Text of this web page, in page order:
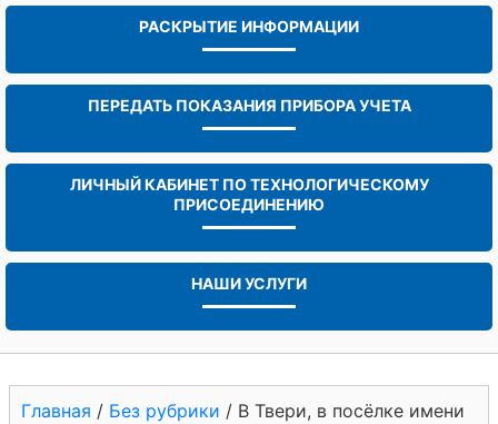
РАСКРЫТИЕ ИНФОРМАЦИИ
ПЕРЕДАТЬ ПОКАЗАНИЯ ПРИБОРА УЧЕТА
ЛИЧНЫЙ КАБИНЕТ ПО ТЕХНОЛОГИЧЕСКОМУ
ПРИСОЕДИНЕНИЮ
НАШИ УСЛУГИ
Главная / Без рубрики / В Твери, в посёлке имени